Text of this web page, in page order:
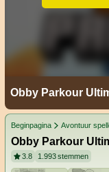
Obby Parkour
Beginpagina Avontuur
Obby Parkour
3.8 1.993stemmen